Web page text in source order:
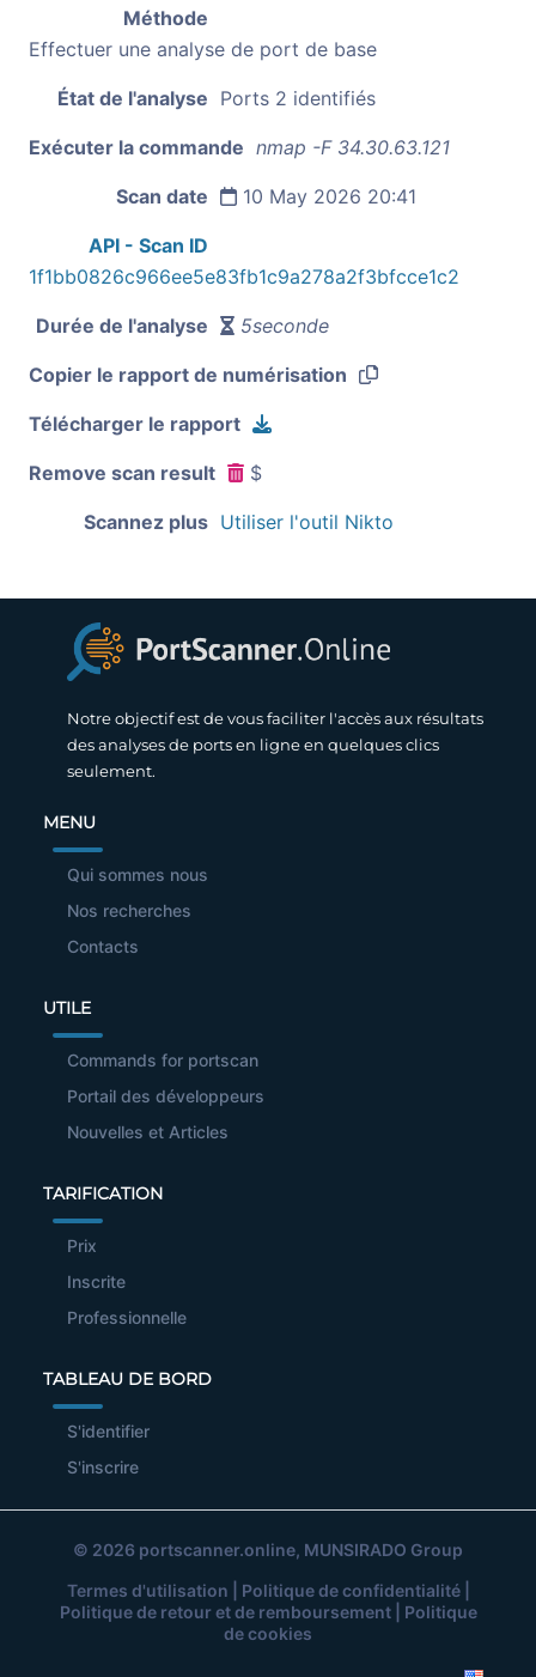
Méthode
Effectuer une analyse de port de base
État de l'analyse Ports 2 identifiés
Exécuter la commande nmap -F 34.30.63.121
Scan date 10 May 2026 20:41
API - Scan ID
1f1bb0826c966ee5e83fb1c9a278a2f3bfcce1c2
Durée de l'analyse 5seconde
Copier le rapport de numérisation
Télécharger le rapport
Remove scan result $
Scannez plus Utiliser l'outil Nikto
Notre objectif est de vous faciliter l'accès aux résultats
des analyses de ports en ligne en quelques clics
seulement.
MENU
Qui sommes nous
Nos recherches
Contacts
UTILE
Commands for portscan
Portail des développeurs
Nouvelles et Articles
TARIFICATION
Prix
Inscrite
Professionnelle
TABLEAU DE BORD
S'identifier
S'inscrire
© 2026 portscanner.online, MUNSIRADO Group
Termes d'utilisation
Politique de confidentialité|
Politique de retour et de remboursement| Politique
de cookies